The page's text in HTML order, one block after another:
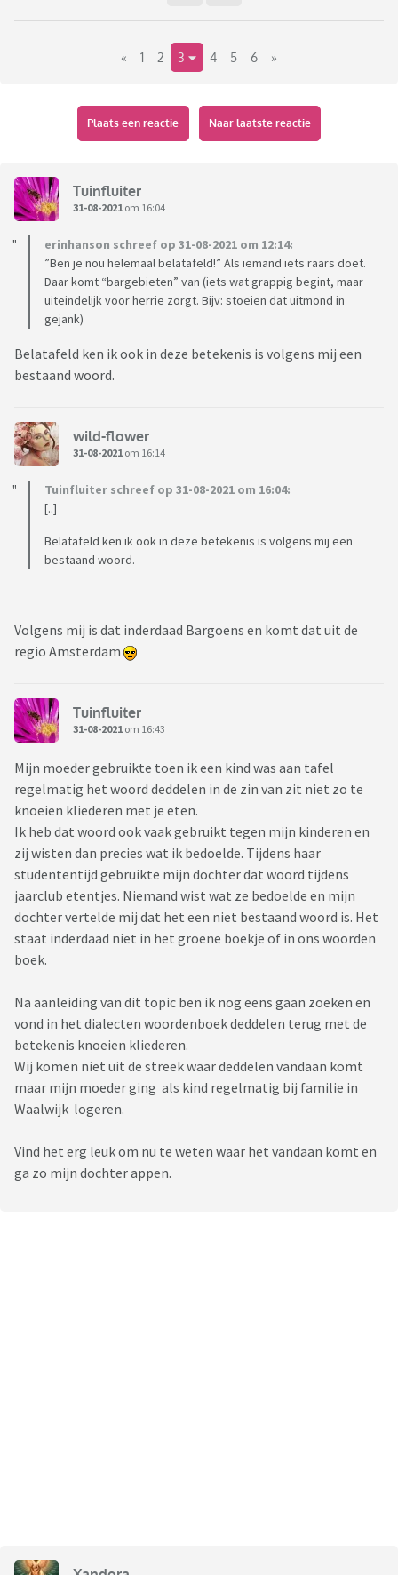
« 1 2 3 4 5 6 »
Plaats een reactie Naar laatste reactie
Tuinfluiter
31-08-2021 om 16:04
erinhanson schreef op 31-08-2021 om 12:14:
”Ben je nou helemaal belatafeld!” Als iemand iets raars doet.
Daar komt “bargebieten” van (iets wat grappig begint, maar
uiteindelijk voor herrie zorgt. Bijv: stoeien dat uitmond in
gejank)
Belatafeld ken ik ook in deze betekenis is volgens mij een
bestaand woord.
wild-flower
31-08-2021 om 16:14
Tuinfluiter schreef op 31-08-2021 om 16:04:
[..]
Belatafeld ken ik ook in deze betekenis is volgens mij een
bestaand woord.
Volgens mij is dat inderdaad Bargoens en komt dat uit de
regio Amsterdam
Tuinfluiter
31-08-2021 om 16:43
Mijn moeder gebruikte toen ik een kind was aan tafel
regelmatig het woord deddelen in de zin van zit niet zo te
knoeien kliederen met je eten.
Ik heb dat woord ook vaak gebruikt tegen mijn kinderen en
zij wisten dan precies wat ik bedoelde. Tijdens haar
studententijd gebruikte mijn dochter dat woord tijdens
jaarclub etentjes. Niemand wist wat ze bedoelde en mijn
dochter vertelde mij dat het een niet bestaand woord is. Het
staat inderdaad niet in het groene boekje of in ons woorden
boek.
Na aanleiding van dit topic ben ik nog eens gaan zoeken en
vond in het dialecten woordenboek deddelen terug met de
betekenis knoeien kliederen.
Wij komen niet uit de streek waar deddelen vandaan komt
maar mijn moeder ging als kind regelmatig bij familie in
Waalwijk logeren.
Vind het erg leuk om nu te weten waar het vandaan komt en
ga zo mijn dochter appen.